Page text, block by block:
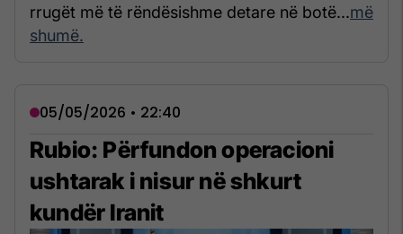
rrugët më të rëndësishme detare në botë...më
shumë.
05/05/2026 • 22:40
Rubio: Përfundon operacioni
ushtarak i nisur në shkurt
kundër Iranit